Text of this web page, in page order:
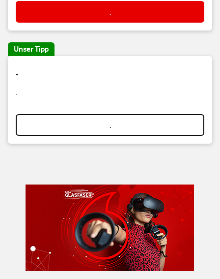
.
Unser Tipp
.
.
.